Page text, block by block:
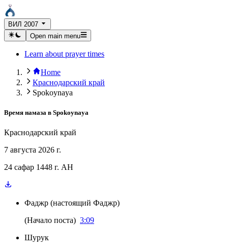
ВИЛ 2007
Open main menu
Learn about prayer times
Home
Краснодарский край
Spokoynaya
Время намаза в Spokoynaya
Краснодарский край
7 августа 2026 г.
24 сафар 1448 г. AH
Фаджр (настоящий Фаджр)
(Начало поста) 3:09
Шурук